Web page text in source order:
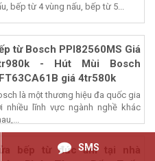
bếp từ 4 vùng nấu, bếp từ 5...
từ Bosch PPI82560MS Giá
- Hút Mùi Bosch
giá 4tr580k
là một thương hiệu đa quốc gia
nhiều lĩnh vực ngành nghề khác
bếp từ đức âm tại nhà
SMS